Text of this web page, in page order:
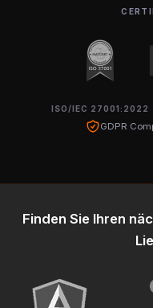
ISO/IEC 27001:2022
GDPR
Finden Sie Ihren